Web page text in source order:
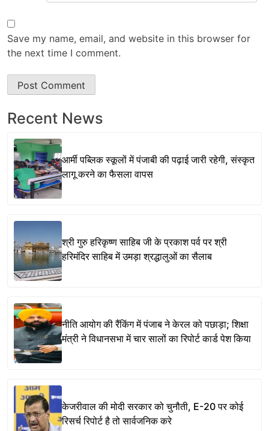
Save my name, email, and website in this browser for
the next time I comment.
Recent News
आर्मी पब्लिक स्कूलों में पंजाबी की पढ़ाई जारी रहेगी, संस्कृत
लागू करने का फैसला वापस
श्री गुरु हरिकृष्ण साहिब जी के प्रकाश पर्व पर श्री
हरिमंदिर साहिब में उमड़ा श्रद्धालुओं का सैलाब
नीति आयोग की रैंकिंग में पंजाब ने केरल को पछाड़ा; शिक्षा
मंत्री ने विधानसभा में चार सालों का रिपोर्ट कार्ड पेश किया
केजरीवाल की मोदी सरकार को चुनौती, E-20 पर कोई
रिसर्च रिपोर्ट है तो सार्वजनिक करे